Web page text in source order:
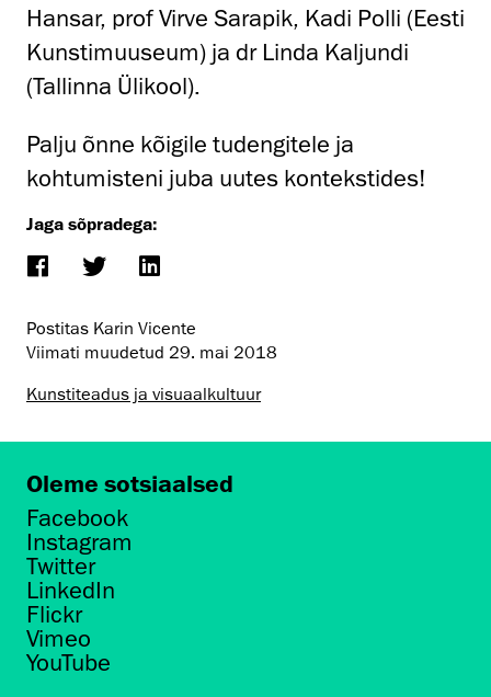
Hansar, prof Virve Sarapik, Kadi Polli (Eesti
Kunstimuuseum) ja dr Linda Kaljundi
(Tallinna Ülikool).
Palju õnne kõigile tudengitele ja
kohtumisteni juba uutes kontekstides!
Jaga sõpradega:
Postitas Karin Vicente
Viimati muudetud 29. mai 2018
Kunstiteadus ja visuaalkultuur
Oleme sotsiaalsed
Facebook
Instagram
Twitter
LinkedIn
Flickr
Vimeo
YouTube